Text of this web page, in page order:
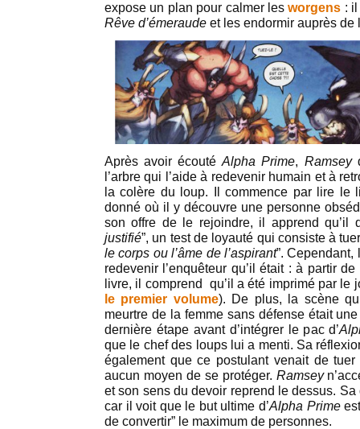
expose un plan pour calmer lesworgens :
Rêve d’émeraude et les endormir auprès de
Après avoir écoutéAlpha Prime, Ramsey
l’arbre qui l’aide à redevenir humain et à
la colère du loup. Il commence par lire le
donné où il y découvre une personne
son offre de le rejoindre, il apprend qu’il
justifié”, un test de loyauté qui consiste à
le corps ou l’âme de l’aspirant”.
redevenir l’enquêteur qu’il était : à partir
livre, il comprend qu’il a été imprimé par le
le premier volume). De plus, la scène
meurtre de la femme sans défense était
dernière étape avant d’intégrer le pac d’
que le chef des loups lui a menti. Sa
également que ce postulant venait de
aucun moyen de se protéger. Ramsey
et son sens du devoir reprend le dessus.
car il voit que le but ultime d’Alpha Prime
de convertir” le maximum de personnes.